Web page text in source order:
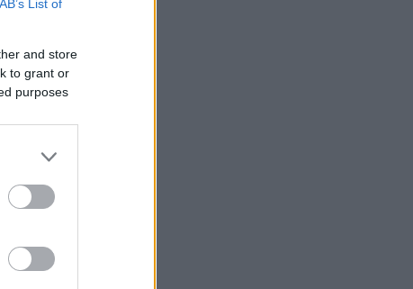
List of
and store
to grant or
purposes